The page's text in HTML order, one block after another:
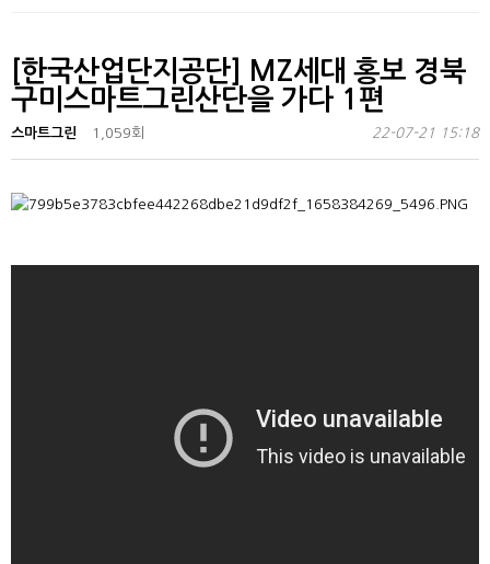
[한국산업단지공단] MZ세대 홍보 경북
구미스마트그린산단을 가다 1편
스마트그린 1,059회 22-07-21 15:18